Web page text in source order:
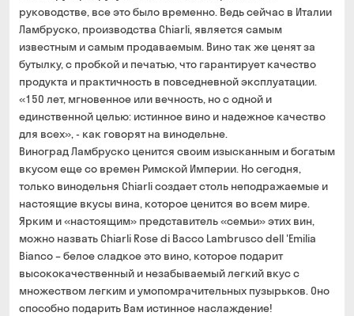
руководстве, все это было временно. Ведь сейчас в Италии
Ламбруско, производства Chiarli, является самым
известным и самым продаваемым. Вино так же ценят за
бутылку, с пробкой и печатью, что гарантирует качество
продукта и практичность в повседневной эксплуатации.
«150 лет, мгновенное или вечность, но с одной и
единственной целью: истинное вино и надежное качество
для всех», - как говорят на винодельне.
Виноград Ламбруско ценится своим изысканным и богатым
вкусом еще со времен Римской Империи. Но сегодня,
только винодельня Chiarli создает столь неподражаемые и
настоящие вкусы вина, которое ценится во всем мире.
Ярким и «настоящим» представитель «семьи» этих вин,
можно назвать Chiarli Rose di Bacco Lambrusco dell 'Emilia
Bianco – белое сладкое это вино, которое подарит
высококачественный и незабываемый легкий вкус с
множеством легким и умопомрачительных пузырьков. Оно
способно подарить Вам истинное наслаждение!